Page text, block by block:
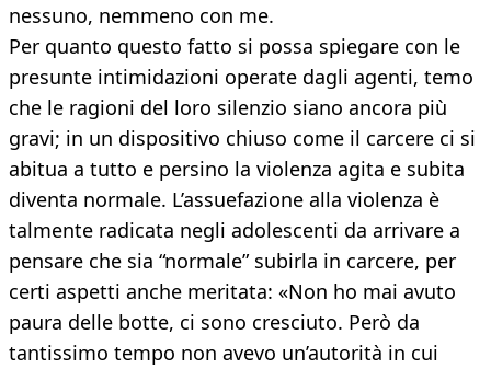
nessuno, nemmeno con me.
Per quanto questo fatto si possa spiegare con le
presunte intimidazioni operate dagli agenti, temo
che le ragioni del loro silenzio siano ancora più
gravi; in un dispositivo chiuso come il carcere ci si
abitua a tutto e persino la violenza agita e subita
diventa normale. L’assuefazione alla violenza è
talmente radicata negli adolescenti da arrivare a
pensare che sia “normale” subirla in carcere, per
certi aspetti anche meritata: «Non ho mai avuto
paura delle botte, ci sono cresciuto. Però da
tantissimo tempo non avevo un’autorità in cui